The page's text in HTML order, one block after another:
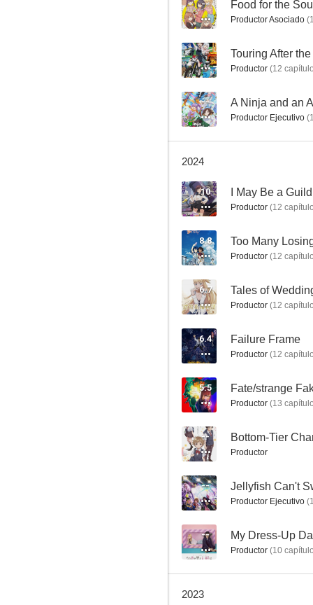
Secrets of the Silent Witch
8.1
Rascal Does Not Dream of Dreaming Girl the Movie
-- Food for the
Productor Asociado (
-- Touring After
Productor (12
--
Productor Ejecutivo (
2024
10
Productor (12
8.8 Too Many
Productor (12
6.7 Tales of
Productor (12
6.4 Failure Frame
Productor (12
5.5 Fate/strange
Productor (13
--
Productor
-- Jellyfish Can't
Productor Ejecutivo (
-- My Dress-Up
Productor (10
2023